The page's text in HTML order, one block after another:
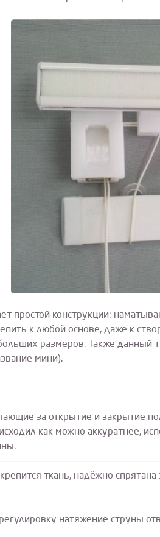
простой конструкции:
к любой основе, даже к
размеров. Также
мини).
за открытие и закрытие
как можно аккуратнее,
крепится ткань, надёжно
натяжение струны